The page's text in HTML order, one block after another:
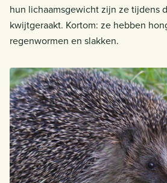
hun lichaamsgewicht zijn ze tijdens
kwijtgeraakt. Kortom: ze hebben
regenwormen en slakken.